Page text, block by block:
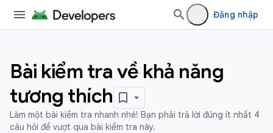
Đăng nhập
Bài kiểm tra về khả năng
tương thích
Làm một bài kiểm tra nhanh nhé! Bạn phải trả lời đúng ít nhất 4
câu hỏi để vượt qua bài kiểm tra này.